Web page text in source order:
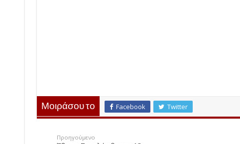
Μοιράσου το Facebook Twitter
Προηγούμενο